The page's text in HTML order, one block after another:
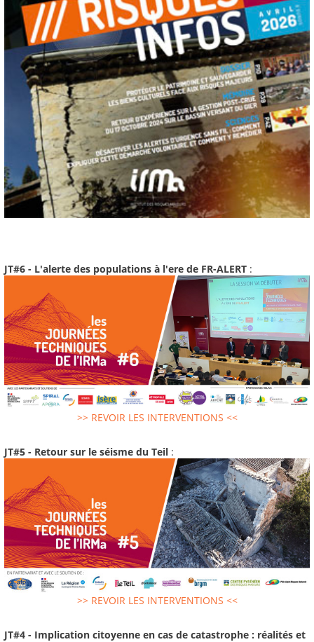
JT#6 - L'alerte des populations à l'ere de FR-ALERT :
>> REVOIR LES INTERVENTIONS <<
JT#5 - Retour sur le séisme du Teil :
>> REVOIR LES INTERVENTIONS <<
JT#4 - Implication citoyenne en cas de catastrophe : réalités et